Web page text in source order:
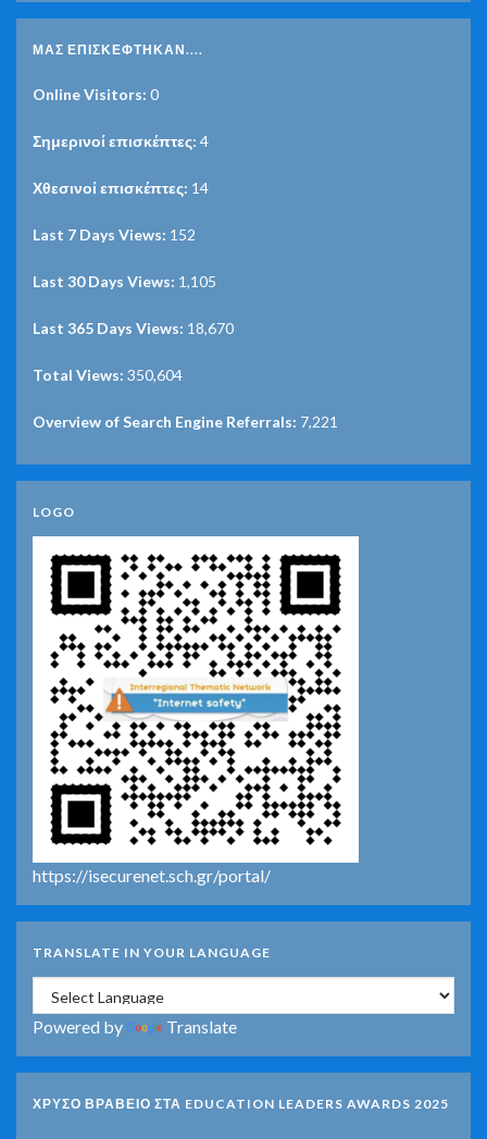
ΜΑΣ ΕΠΙΣΚΈΦΤΗΚΑΝ....
Online Visitors: 0
Σημερινοί επισκέπτες: 4
Χθεσινοί επισκέπτες: 14
Last 7 Days Views: 152
Last 30 Days Views: 1,105
Last 365 Days Views: 18,670
Total Views: 350,604
Overview of Search Engine Referrals: 7,221
LOGO
https://isecurenet.sch.gr/portal/
TRANSLATE IN YOUR LANGUAGE
Powered by Translate
ΧΡΥΣΟ ΒΡΑΒΕΙΟ ΣΤΑ EDUCATION LEADERS AWARDS 2025